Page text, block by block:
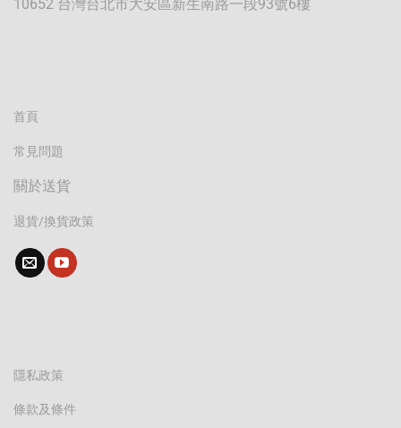
10652 台灣台北市大安區新生南路一段93號6樓
首頁
常見問題
關於送貨
退貨/換貨政策
隱私政策
條款及條件